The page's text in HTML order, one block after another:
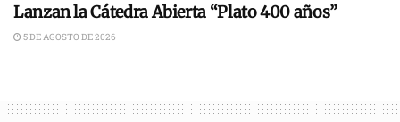
Lanzan la Cátedra Abierta “Plato 400 años”
5 DE AGOSTO DE 2026